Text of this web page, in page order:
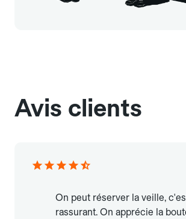
Avis clients
On peut réserver la veille,
rassurant. On apprécie la